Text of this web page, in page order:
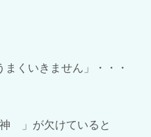
くいきません」・・・
」が欠けていると